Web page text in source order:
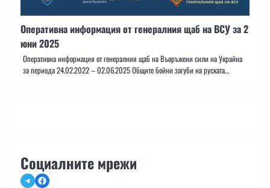
Оперативна информация от генералния щаб на ВСУ за 2
юни 2025
Оперативна информация от генералния щаб на Въоръжени сили на Украйна
за периода 24.02.2022 – 02.06.2025 Общите бойни загуби на руската…
Социалните мрежи
TelegramFacebook